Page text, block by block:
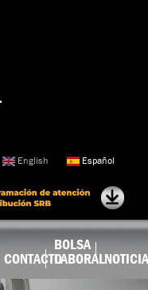
English Español
CONTACTO
BOLSA
LABORAL